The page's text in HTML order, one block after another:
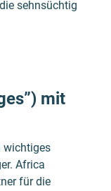
sehnsüchtig
mit
wichtiges
Africa
für die